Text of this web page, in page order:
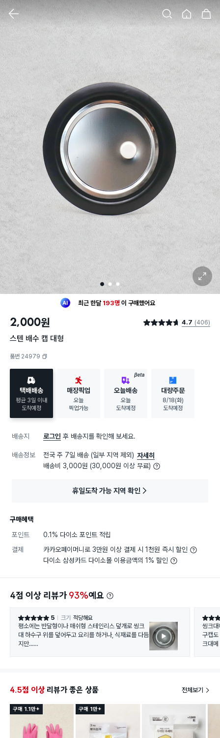
장바구니
클릭 시 이미지 확대 보기 팝업 열림
1 2 3
확대 보기
최근 한달 193명 이 구매했어요
구매했어요
2,000원 별점 4.7점 4.7 (406)
스텐 배수 캡 대형
품번 24979
택배배송
평균 3일 이내
도착예정
매장픽업
오늘
픽업가능
BETA
오늘배송
오늘
도착예정
대량주문
8/18(화)
도착예정
배송지 로그인 후 배송지를 확인해 보세요.
배송정보 전국 주 7일 배송 (일부 지역 제외) 자세히
배송비 3,000원 (30,000원 이상 무료)
휴일도착 가능 지역 확인
구매혜택
포인트
0.1% 다이소 포인트 적립
결제
카카오페이머니로 3만원 이상 결제 시 1천원 즉시 할인
다이소 삼성카드 다이소몰 이용금액의 1% 할인
4점 이상 리뷰가 93%예요
별점 5점 5 크기 적당해요
평소에는 반달형이나 매쉬형 스테인리스 덮개로 씽크
대 하수구 위를 덮어두고 요리를 하거나, 식재료를 다듬
지만...
잘 사용하겠습니다.
별점 4
씽크대
구캡도
크대메
4.5점 이상 리뷰가 좋은 상품 전체보기
구매 1.1만+ 구매 1만+